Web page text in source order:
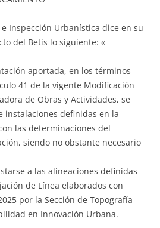
Inspección Urbanística dice en su
del Betis lo siguiente: «
aportada, en los términos
41 de la vigente Modificación
de Obras y Actividades, se
instalaciones definidas en la
las determinaciones del
siendo no obstante necesario
a las alineaciones definidas
de Línea elaborados con
por la Sección de Topografía
en Innovación Urbana.